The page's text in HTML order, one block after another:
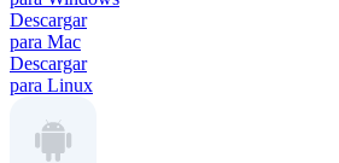
Descargar
para Mac
Descargar
para Linux